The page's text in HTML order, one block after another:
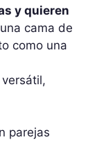
y quieren
cama de
como una
versátil,
parejas